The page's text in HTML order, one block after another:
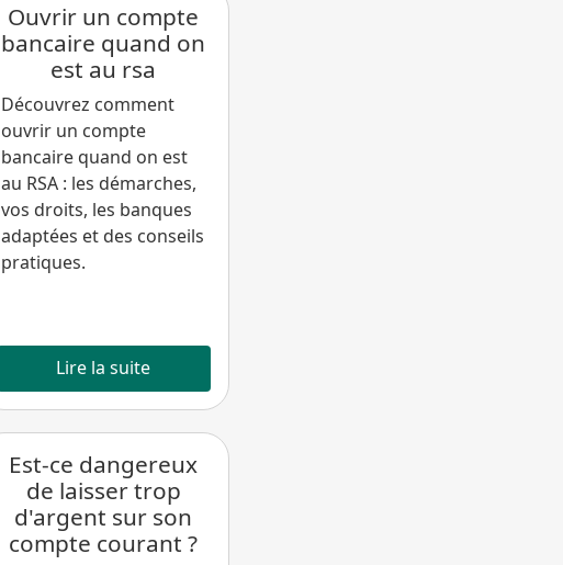
Ouvrir un compte
bancaire quand on
est au rsa
Découvrez comment
ouvrir un compte
bancaire quand on est
au RSA : les démarches,
vos droits, les banques
adaptées et des conseils
pratiques.
Lire la suite
Est-ce dangereux
de laisser trop
d'argent sur son
compte courant ?